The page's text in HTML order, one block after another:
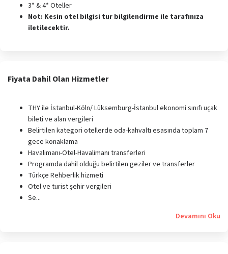
3* & 4* Oteller
Not: Kesin otel bilgisi tur bilgilendirme ile tarafınıza
iletilecektir.
Fiyata Dahil Olan Hizmetler
THY ile İstanbul-Köln/ Lüksemburg-İstanbul ekonomi sınıfı uçak
bileti ve alan vergileri
Belirtilen kategori otellerde oda-kahvaltı esasında toplam 7
gece konaklama
Havalimanı-Otel-Havalimanı transferleri
Programda dahil olduğu belirtilen geziler ve transferler
Türkçe Rehberlik hizmeti
Otel ve turist şehir vergileri
Se...
Devamını Oku